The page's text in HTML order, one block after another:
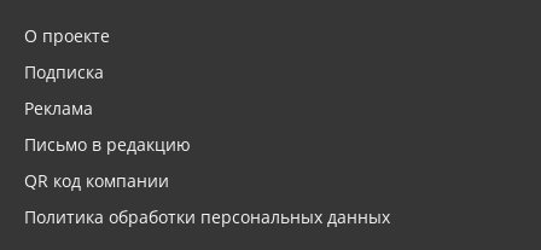
О проекте
Подписка
Реклама
Письмо в редакцию
QR код компании
Политика обработки персональных данных